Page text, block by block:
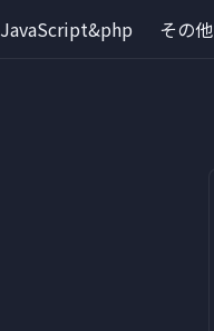
JavaScript&php その他